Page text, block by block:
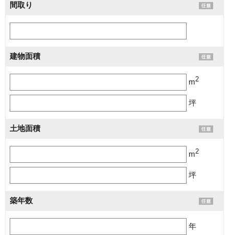
間取り
建物面積
m2
坪
土地面積
m2
坪
築年数
年